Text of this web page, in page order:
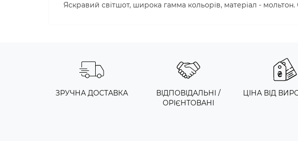
Яскравий світшот, широка гамма кольорів, матеріал - мольтон.
ЗРУЧНА ДОСТАВКА
ВІДПОВІДАЛЬНІ /
ОРІЄНТОВАНІ
ЦІНА ВІД